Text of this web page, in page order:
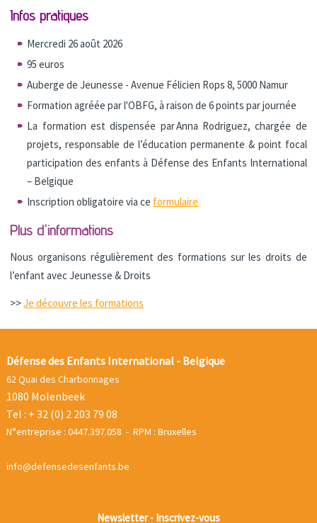
Infos pratiques
Mercredi 26 août 2026
95 euros
Auberge de Jeunesse - Avenue Félicien Rops 8, 5000 Namur
Formation agréée par l'OBFG, à raison de 6 points par journée
La formation est dispensée par Anna Rodriguez, chargée de
projets, responsable de l’éducation permanente & point focal
participation des enfants à Défense des Enfants International
– Belgique
Inscription obligatoire via ce formulaire
Plus d'informations
Nous organisons régulièrement des formations sur les droits de
l’enfant avec Jeunesse & Droits
>>Je découvre les formations
Défense des Enfants International - Belgique
62 Quai des Charbonnages
1080 Molenbeek
Tel : + 32 (0) 2 203 79 08
N°entreprise : 0447.397.058 - RPM : Bruxelles
info@defensedesenfants.be
Newsletter - Inscrivez-vous